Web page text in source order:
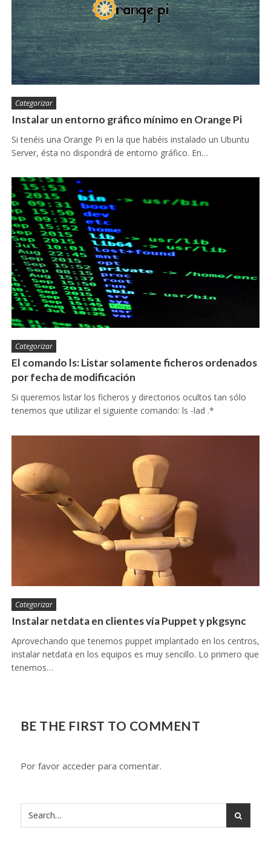
Categorizar
Instalar un entorno gráfico mínimo en Orange Pi
Si tenéis una Orange Pi en la que habéis instalado un Ubuntu
Server, ésta no dispondrá de entorno gráfico. En…
Categorizar
El comando ls: Listar solamente ficheros ordenados
por fecha de modificación
Si queremos listar los ficheros y directorios ocultos tan sólo
tenemos que utilizar el siguiente comando: ls -lad .*
Categorizar
Instalar netdata en clientes vía Puppet y pkgsync
Aprovechando que tenemos puppet implantado en los centros,
instalar netdata en los equipos es muy sencillo. Lo primero que
tenemos…
BE THE FIRST TO COMMENT
Por favor acceder para comentar.